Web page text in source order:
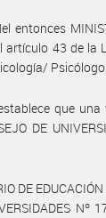
43 de la
Psicólogo.
que
DE
DE
Nº